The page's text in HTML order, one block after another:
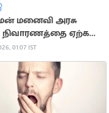
மனைவி அரசு
ஏற்க
அமைச்சர்கள்
திரும்பினர்
01:07 IST